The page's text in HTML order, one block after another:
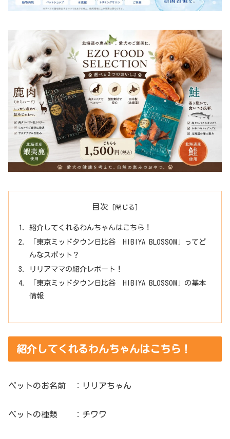
目次
紹介してくれるわんちゃんはこちら！
「東京ミッドタウン日比谷 HIBIYA BLOSSOM」ってど
んなスポット？
リリアママの紹介レポート！
「東京ミッドタウン日比谷 HIBIYA BLOSSOM」の基本
情報
紹介してくれるわんちゃんはこちら！
ペットのお名前 ：リリアちゃん
ペットの種類 ：チワワ